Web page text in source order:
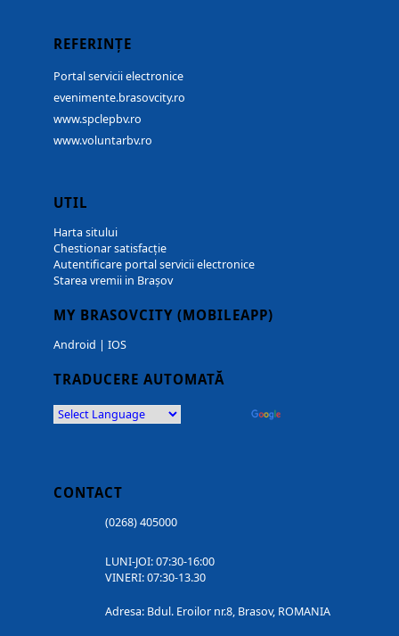
REFERINȚE
Portal servicii electronice
evenimente.brasovcity.ro
www.spclepbv.ro
www.voluntarbv.ro
UTIL
Harta sitului
Chestionar satisfacție
Autentificare portal servicii electronice
Starea vremii in Brașov
MY BRASOVCITY (MOBILEAPP)
Android | IOS
TRADUCERE AUTOMATĂ
CONTACT
(0268) 405000
LUNI-JOI: 07:30-16:00
VINERI: 07:30-13.30
Adresa: Bdul. Eroilor nr.8, Brasov, ROMANIA